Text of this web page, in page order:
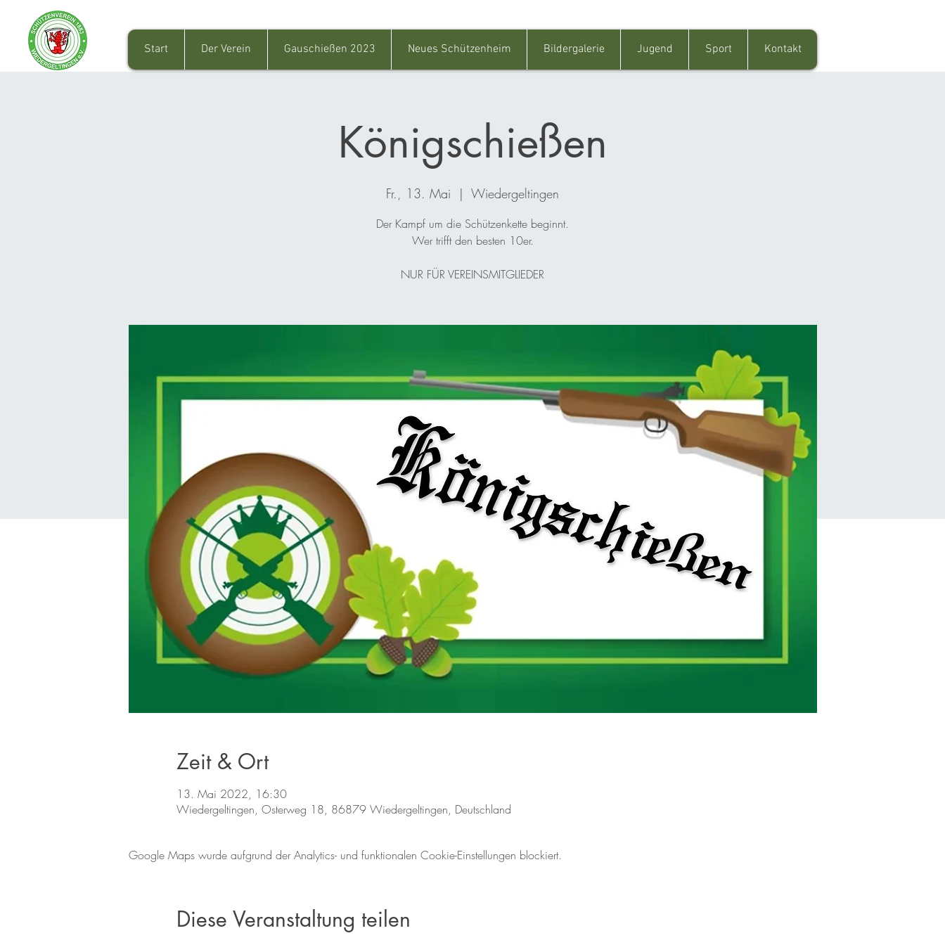
Königschießen
Fr., 13. Mai
  |
Wiedergeltingen
Der Kampf um die Schützenkette beginnt.
Wer trifft den besten 10er.
NUR FÜR VEREINSMITGLIEDER
Zeit & Ort
13. Mai 2022, 16:30
Wiedergeltingen, Osterweg 18, 86879 Wiedergeltingen, Deutschland
Google Maps wurde aufgrund der Analytics- und funktionalen Cookie-Einstellungen blockiert.
Diese Veranstaltung teilen
Start Der Verein Gauschießen 2023 Neues Schützenheim Bildergalerie Jugend Sport Kontakt